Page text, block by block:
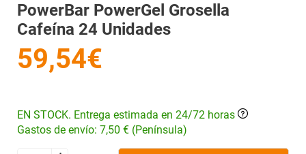
PowerBar PowerGel Grosella
Cafeína 24 Unidades
59,54€
EN STOCK. Entrega estimada en 24/72 horas
Gastos de envío: 7,50 € (Península)